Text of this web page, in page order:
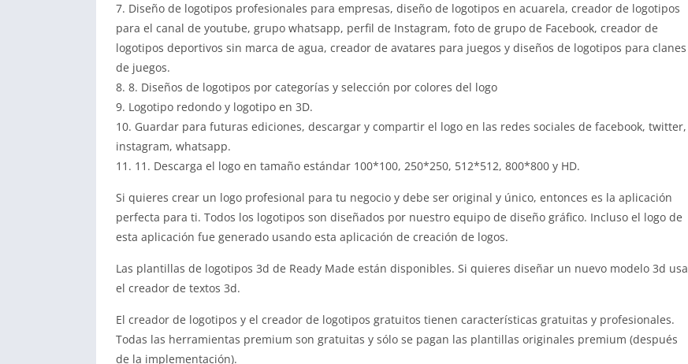
7. Diseño de logotipos profesionales para empresas, diseño de logotipos en acuarela, creador de logotipos
para el canal de youtube, grupo whatsapp, perfil de Instagram, foto de grupo de Facebook, creador de
logotipos deportivos sin marca de agua, creador de avatares para juegos y diseños de logotipos para clanes
de juegos.
8. 8. Diseños de logotipos por categorías y selección por colores del logo
9. Logotipo redondo y logotipo en 3D.
10. Guardar para futuras ediciones, descargar y compartir el logo en las redes sociales de facebook, twitter,
instagram, whatsapp.
11. 11. Descarga el logo en tamaño estándar 100*100, 250*250, 512*512, 800*800 y HD.
Si quieres crear un logo profesional para tu negocio y debe ser original y único, entonces es la aplicación
perfecta para ti. Todos los logotipos son diseñados por nuestro equipo de diseño gráfico. Incluso el logo de
esta aplicación fue generado usando esta aplicación de creación de logos.
Las plantillas de logotipos 3d de Ready Made están disponibles. Si quieres diseñar un nuevo modelo 3d usa
el creador de textos 3d.
El creador de logotipos y el creador de logotipos gratuitos tienen características gratuitas y profesionales.
Todas las herramientas premium son gratuitas y sólo se pagan las plantillas originales premium (después
de la implementación).